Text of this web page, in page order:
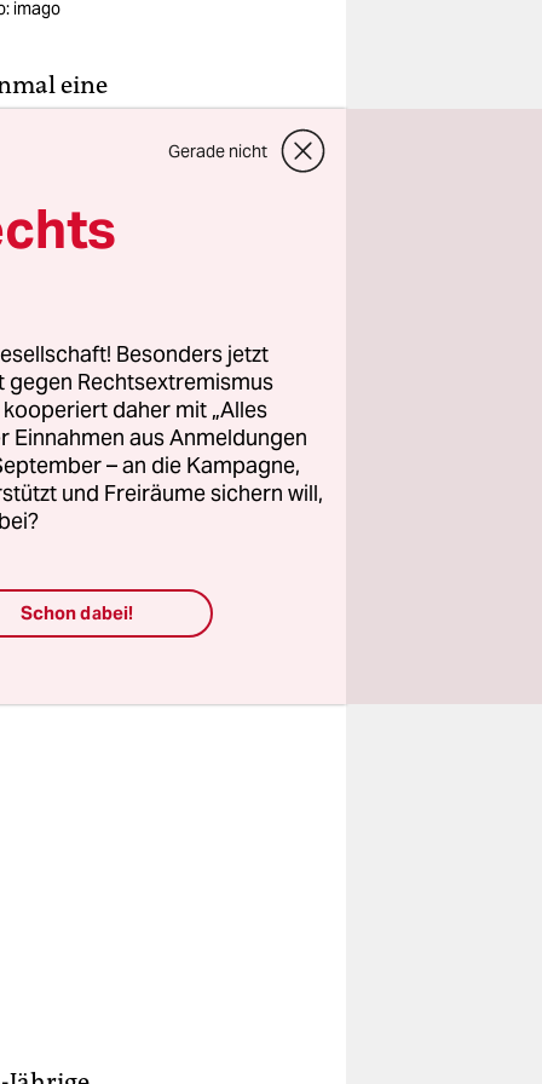
imago
eine
2021
wird.
ist,
Gerade nicht
Besonders jetzt
gegen Rechtsextremismus
daher mit „Alles
Einnahmen aus Anmeldungen
– an die Kampagne,
und Freiräume sichern will,
Schon dabei!